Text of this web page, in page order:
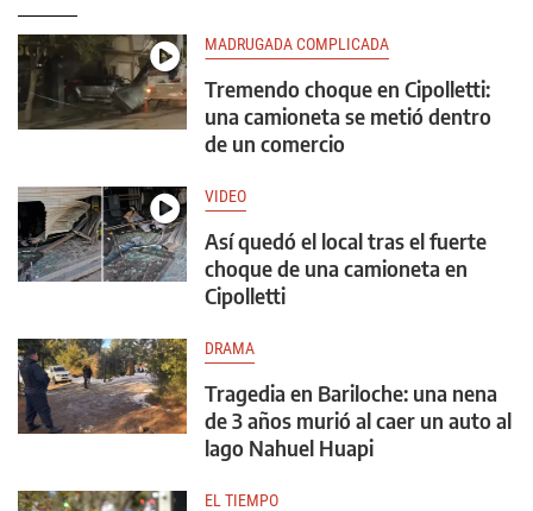
MADRUGADA COMPLICADA
Tremendo choque en Cipolletti:
una camioneta se metió dentro
de un comercio
VIDEO
Así quedó el local tras el fuerte
choque de una camioneta en
Cipolletti
DRAMA
Tragedia en Bariloche: una nena
de 3 años murió al caer un auto al
lago Nahuel Huapi
EL TIEMPO